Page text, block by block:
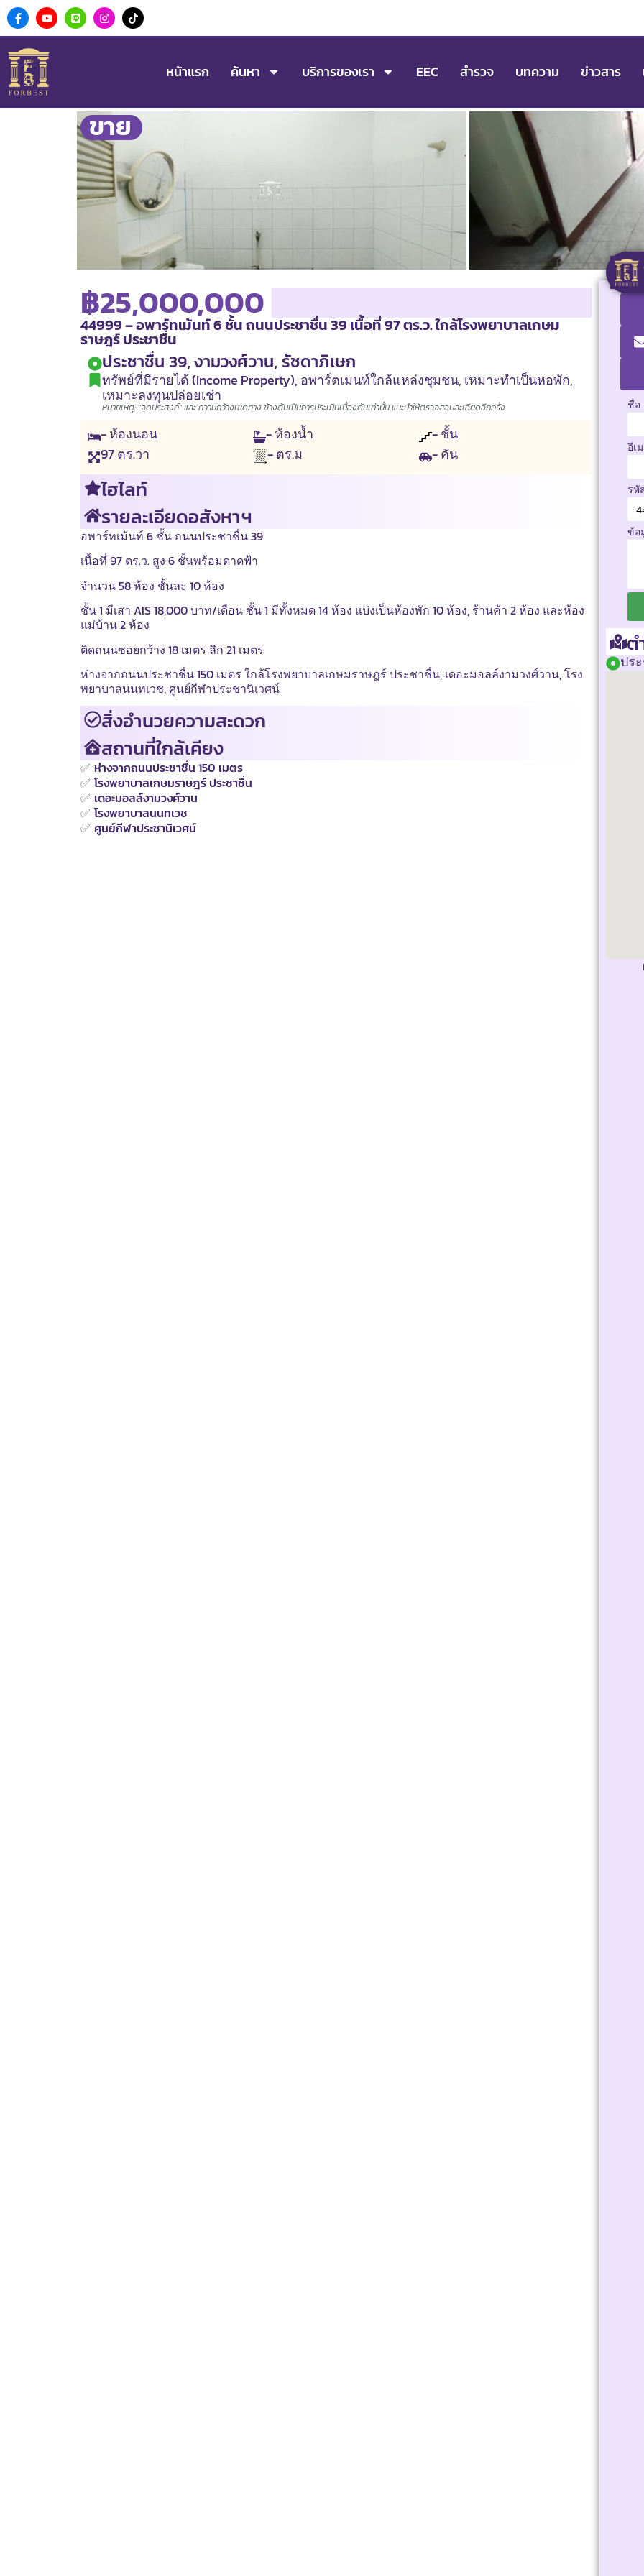
หน้าแรก ค้นหา บริการของเรา EEC สำรวจ บทความ ข่าวสาร
ขาย
฿25,000,000
44999 – อพาร์ทเม้นท์ 6 ชั้น ถนนประชาชื่น 39 เนื้อที่ 97 ตร.ว. ใกล้โรงพยาบาลเกษม
ราษฎร์ ประชาชื่น
ประชาชื่น 39, งามวงศ์วาน, รัชดาภิเษก
ทรัพย์ที่มีรายได้ (Income Property), อพาร์ตเมนท์ใกล้แหล่งชุมชน, เหมาะทำเป็นหอพัก,
เหมาะลงทุนปล่อยเช่า
หมายเหตุ: "จุดประสงค์" และ ความกว้างเขตทาง ข้างต้นเป็นการประเมินเบื้องต้นเท่านั้น แนะนำให้ตรวจสอบละเอียดอีกครั้ง
- ห้องนอน - ห้องน้ำ
- ชั้น
97ตร.วา - ตร.ม - คัน
ไฮไลท์
รายละเอียดอสังหาฯ
อพาร์ทเม้นท์ 6 ชั้น ถนนประชาชื่น 39
เนื้อที่ 97 ตร.ว. สูง 6 ชั้นพร้อมดาดฟ้า
จำนวน 58 ห้อง ชั้นละ 10 ห้อง
ชั้น 1 มีเสา AIS 18,000 บาท/เดือน ชั้น 1 มีทั้งหมด 14 ห้อง แบ่งเป็นห้องพัก 10 ห้อง, ร้านค้า 2 ห้อง และห้อง
แม่บ้าน 2 ห้อง
ติดถนนซอยกว้าง 18 เมตร ลึก 21 เมตร
ห่างจากถนนประชาชื่น 150 เมตร ใกล้โรงพยาบาลเกษมราษฎร์ ประชาชื่น, เดอะมอลล์งามวงศ์วาน, โรง
พยาบาลนนทเวช, ศูนย์กีฬาประชานิเวศน์
สิ่งอำนวยความสะดวก
สถานที่ใกล้เคียง
✅ ห่างจากถนนประชาชื่น 150 เมตร
✅ โรงพยาบาลเกษมราษฎร์ ประชาชื่น
✅ เดอะมอลล์งามวงศ์วาน
✅ โรงพยาบาลนนทเวช
✅ ศูนย์กีฬาประชานิเวศน์
ชื่อ
อีเ
รหั
ข้อ
ต
ปร